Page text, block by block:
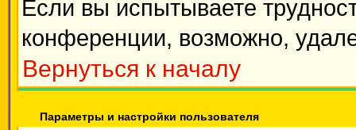
Если вы испытываете
конференции, возможно,
Вернуться к началу
Параметры и настройки пользователя